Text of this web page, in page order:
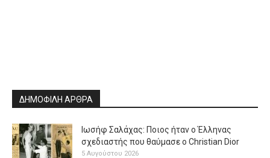
ΔΗΜΟΦΙΛΗ ΑΡΘΡΑ
Ιωσήφ Σαλάχας: Ποιος ήταν ο Έλληνας
σχεδιαστής που θαύμασε ο Christian Dior
5 Αυγούστου 2026